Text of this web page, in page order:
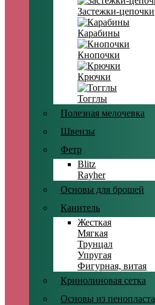
Застежки-цепочки
Карабины
Кнопочки
Крючки
Тогглы
Полезная мелочевка
Швензы
Фетр
Blitz
Rayher
Основы для брошей
Канитель
Жесткая
Мягкая
Трунцал
Упругая
Фигурная, витая
Кринолиновая сетка
Основы из пенопласта